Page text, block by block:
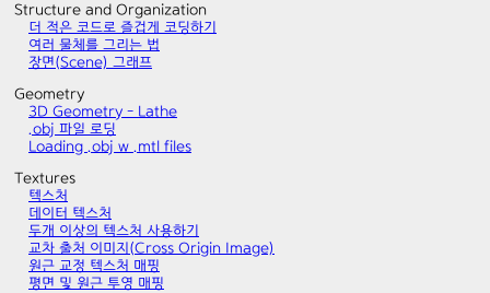
Structure and Organization
더 적은 코드로 즐겁게 코딩하기
여러 물체를 그리는 법
장면(Scene) 그래프
Geometry
3D Geometry - Lathe
.obj 파일 로딩
Loading .obj w .mtl files
Textures
텍스처
데이터 텍스처
두개 이상의 텍스처 사용하기
교차 출처 이미지(Cross Origin Image)
원근 교정 텍스처 매핑
평면 및 원근 투영 매핑